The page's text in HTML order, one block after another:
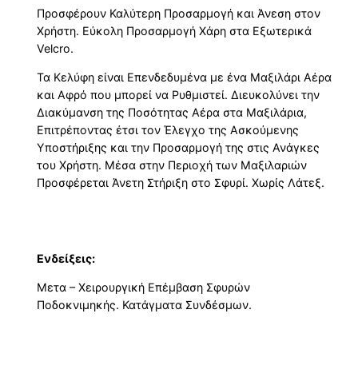
Προσφέρουν Καλύτερη Προσαρμογή και Άνεση στον
Χρήστη. Εύκολη Προσαρμογή Χάρη στα Εξωτερικά
Velcro.
Τα Κελύφη είναι Επενδεδυμένα με ένα Μαξιλάρι Aέρα
και Aφρό που μπορεί να Ρυθμιστεί. Διευκολύνει την
Διακύμανση της Ποσότητας Αέρα στα Μαξιλάρια,
Επιτρέποντας έτσι τον Έλεγχο της Ασκούμενης
Υποστήριξης και την Προσαρμογή της στις Ανάγκες
του Χρήστη. Μέσα στην Περιοχή των Μαξιλαριών
Προσφέρεται Άνετη Στήριξη στο Σφυρί. Χωρίς Λάτεξ.
Ενδείξεις:
Μετα – Χειρουργική Επέμβαση Σφυρών
Ποδοκνιμηκής. Κατάγματα Συνδέσμων.